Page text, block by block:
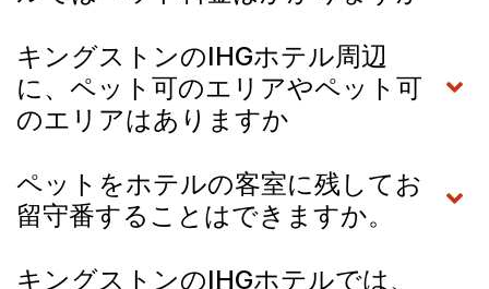
キングストンのIHGホテル周辺
に、ペット可のエリアやペット可
のエリアはありますか
ペットをホテルの客室に残してお
留守番することはできますか。
キングストンのIHGホテルでは、